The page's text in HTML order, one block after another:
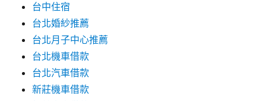
台中住宿
台北婚紗推薦
台北月子中心推薦
台北機車借款
台北汽車借款
新莊機車借款